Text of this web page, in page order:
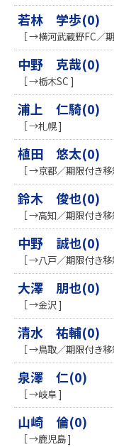
若林 学歩(0)
［ →横河武蔵野FC／
中野 克哉(0)
［ →栃木SC ]
浦上 仁騎(0)
［ →札幌 ]
植田 悠太(0)
［ →京都／期限付き
鈴木 俊也(0)
［ →高知／期限付き
中野 誠也(0)
［ →八戸／期限付き
大澤 朋也(0)
［ →金沢 ]
清水 祐輔(0)
［ →鳥取／期限付き
泉澤 仁(0)
［ →岐阜 ]
山崎 倫(0)
［ →鹿児島 ]